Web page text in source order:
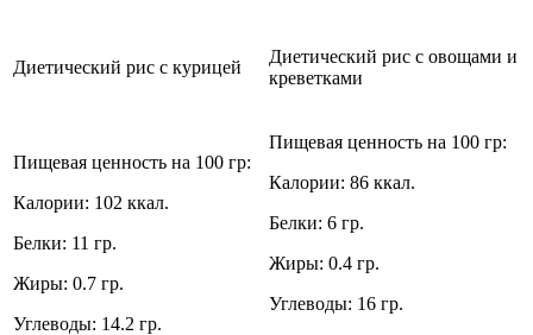
Диетический рис с курицей
Диетический рис с овощами и
креветками
Пищевая ценность на 100 гр:
Калории: 102 ккал.
Белки: 11 гр.
Жиры: 0.7 гр.
Углеводы: 14.2 гр.
Пищевая ценность на 100 гр:
Калории: 86 ккал.
Белки: 6 гр.
Жиры: 0.4 гр.
Углеводы: 16 гр.